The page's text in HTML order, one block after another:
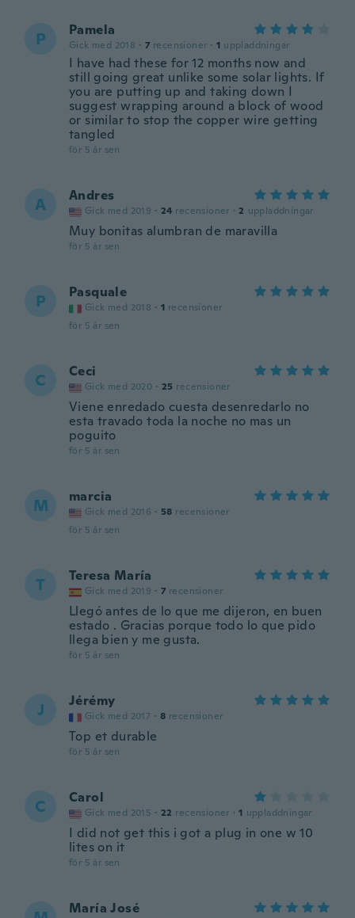
P Pamela
Gick med 2018 · 7 recensioner · 1 uppladdningar
I have had these for 12 months now and
still going great unlike some solar lights. If
you are putting up and taking down I
suggest wrapping around a block of wood
or similar to stop the copper wire getting
tangled
för 5 år sen
A Andres
Gick med 2019 · 24 recensioner · 2 uppladdningar
Muy bonitas alumbran de maravilla
för 5 år sen
P Pasquale
Gick med 2018 · 1 recensioner
för 5 år sen
C Ceci
Gick med 2020 · 25 recensioner
Viene enredado cuesta desenredarlo no
esta travado toda la noche no mas un
poguito
för 5 år sen
M marcia
Gick med 2016 · 58 recensioner
för 5 år sen
T Teresa María
Gick med 2019 · 7 recensioner
Llegó antes de lo que me dijeron, en buen
estado . Gracias porque todo lo que pido
llega bien y me gusta.
för 5 år sen
J Jérémy
Gick med 2017 · 8 recensioner
Top et durable
för 5 år sen
C Carol
Gick med 2015 · 22 recensioner · 1 uppladdningar
I did not get this i got a plug in one w 10
lites on it
för 5 år sen
María José